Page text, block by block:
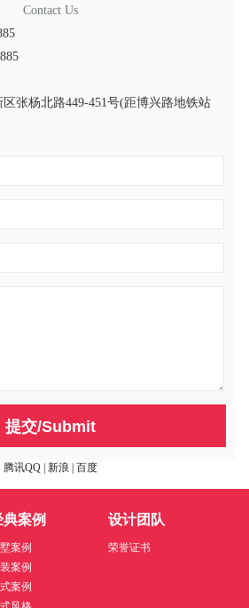
Contact Us
张杨北路449-451号(距博兴路地铁站
提交/Submit
腾讯QQ | 新浪 | 百度
典案例
案例
案例
案例
设计团队
荣誉证书